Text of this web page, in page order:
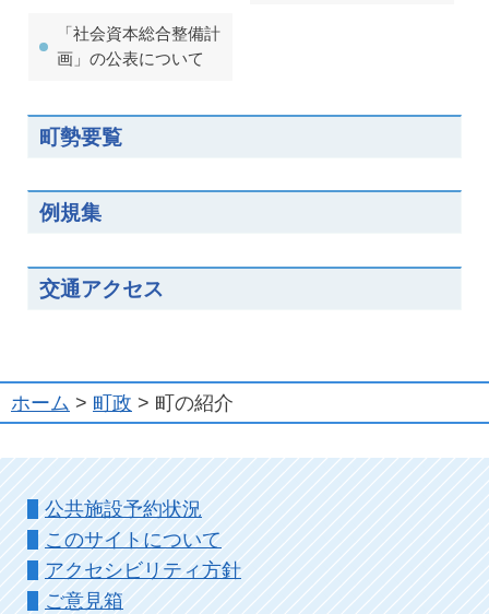
「社会資本総合整備計
画」の公表について
町勢要覧
例規集
交通アクセス
ホーム > 町政 > 町の紹介
公共施設予約状況
このサイトについて
アクセシビリティ方針
ご意見箱